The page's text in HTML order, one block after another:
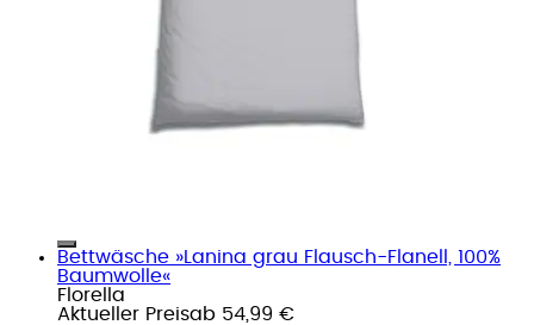
Bettwäsche »Lanina grau Flausch-Flanell, 100%
Baumwolle«
Florella
Aktueller Preisab 54,99 €